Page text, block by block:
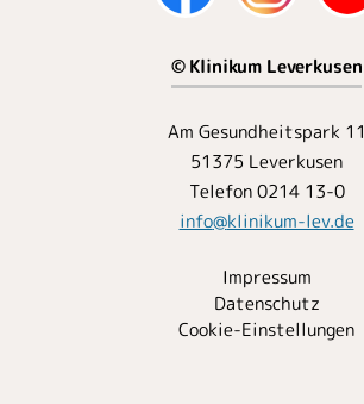
© Klinikum Leverkusen
Am Gesundheitspark 11
51375 Leverkusen
Telefon 0214 13-0
info@klinikum-lev.de
Impressum
Datenschutz
Cookie-Einstellungen